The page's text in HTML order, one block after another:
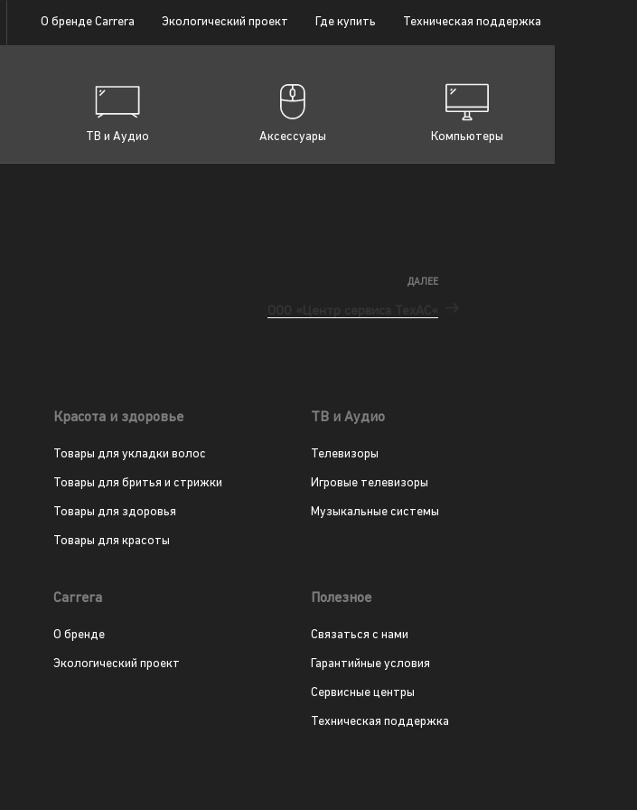
О бренде Carrera Экологический проект Где купить Техническая поддержка
ТВ и Аудио Аксессуары Компьютеры
ДАЛЕЕ
Красота и здоровье
Товары для укладки волос
Товары для бритья и стрижки
Товары для здоровья
Товары для красоты
ТВ и Аудио
Телевизоры
Игровые телевизоры
Музыкальные системы
Carrera
О бренде
Экологический проект
Полезное
Связаться с нами
Гарантийные условия
Сервисные центры
Техническая поддержка